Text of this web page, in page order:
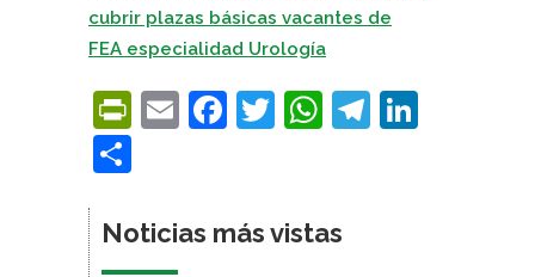
cubrir plazas básicas vacantes de
FEA especialidad Urología
PrintFriendly
EmailFacebook
Twitter
WhatsApp
Noticias más vistas